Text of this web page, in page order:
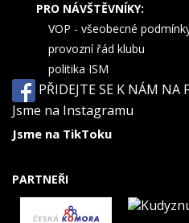
PRO NÁVŠTĚVNÍKY:
VOP - všeobecné
provozní řád klubu
politika ISM
PŘIDEJTE SE K NÁM NA
Jsme na Instagramu
Jsme na TikToku
PARTNEŘI